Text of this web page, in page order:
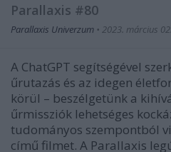
Parallaxis #80
Parallaxis Univerzum • 2023. március 02.
A ChatGPT segítségével
űrutazás és az idegen
körül – beszélgetünk a
űrmissziók lehetséges
tudományos szempontból
című filmet. A Parallaxis